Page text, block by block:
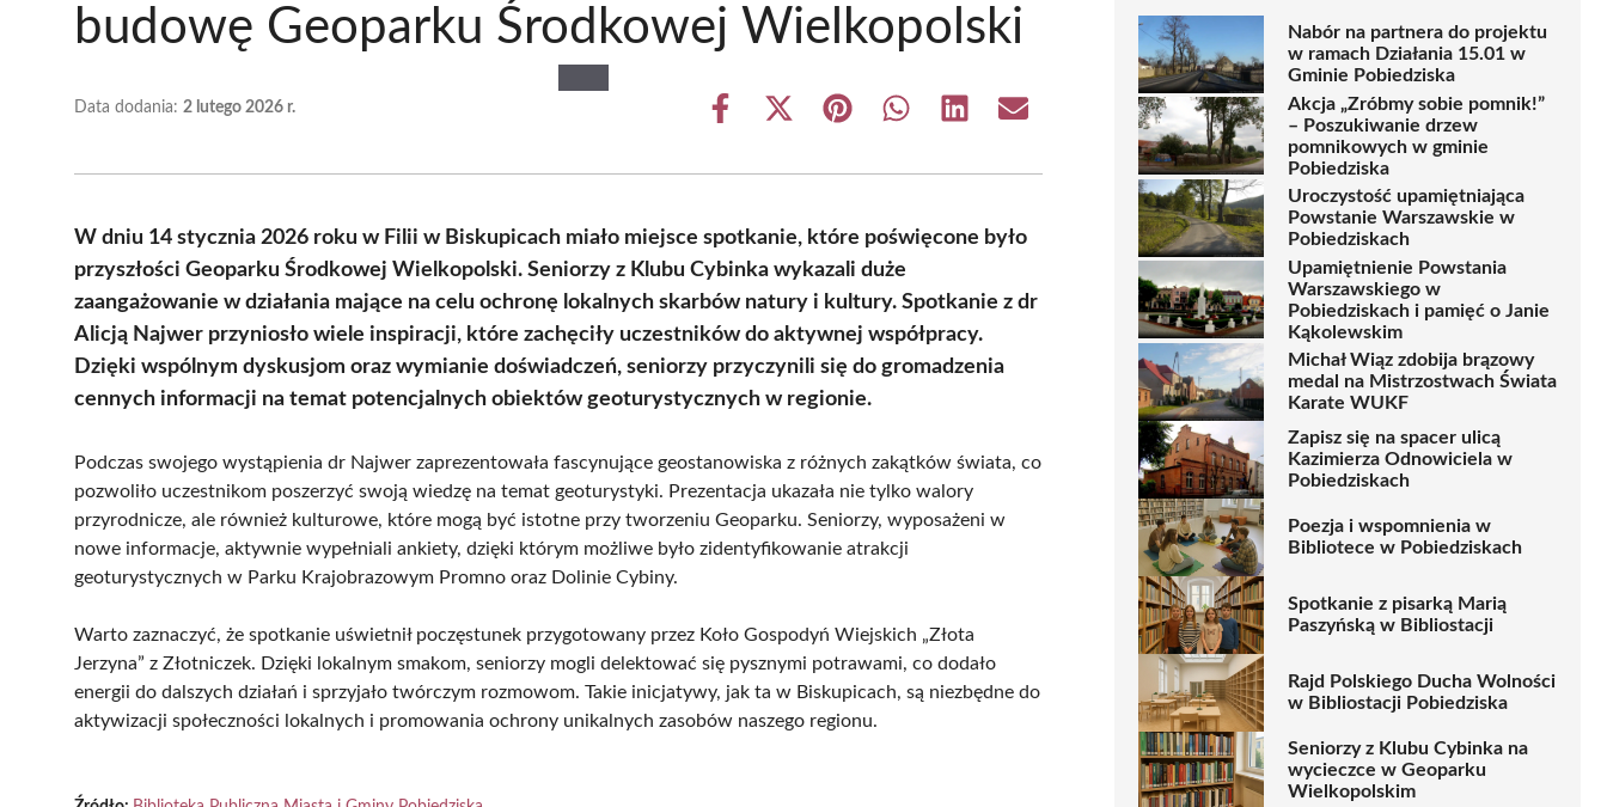
budowę Geoparku Środkowej Wielkopolski
Data dodania: 2 lutego 2026 r.
Share
Share
(Twitter)
Share Share Share Share
W dniu 14 stycznia 2026 roku w Filii w Biskupicach miało miejsce spotkanie, które poświęcone było
przyszłości Geoparku Środkowej Wielkopolski. Seniorzy z Klubu Cybinka wykazali duże
zaangażowanie w działania mające na celu ochronę lokalnych skarbów natury i kultury. Spotkanie z dr
Alicją Najwer przyniosło wiele inspiracji, które zachęciły uczestników do aktywnej współpracy.
Dzięki wspólnym dyskusjom oraz wymianie doświadczeń, seniorzy przyczynili się do gromadzenia
cennych informacji na temat potencjalnych obiektów geoturystycznych w regionie.
Podczas swojego wystąpienia dr Najwer zaprezentowała fascynujące geostanowiska z różnych zakątków świata, co
pozwoliło uczestnikom poszerzyć swoją wiedzę na temat geoturystyki. Prezentacja ukazała nie tylko walory
przyrodnicze, ale również kulturowe, które mogą być istotne przy tworzeniu Geoparku. Seniorzy, wyposażeni w
nowe informacje, aktywnie wypełniali ankiety, dzięki którym możliwe było zidentyfikowanie atrakcji
geoturystycznych w Parku Krajobrazowym Promno oraz Dolinie Cybiny.
Warto zaznaczyć, że spotkanie uświetnił poczęstunek przygotowany przez Koło Gospodyń Wiejskich „Złota
Jerzyna” z Złotniczek. Dzięki lokalnym smakom, seniorzy mogli delektować się pysznymi potrawami, co dodało
energii do dalszych działań i sprzyjało twórczym rozmowom. Takie inicjatywy, jak ta w Biskupicach, są niezbędne do
aktywizacji społeczności lokalnych i promowania ochrony unikalnych zasobów naszego regionu.
Nabór na partnera do projektu
w ramach Działania 15.01 w
Gminie Pobiedziska
Akcja „Zróbmy sobie pomnik!”
– Poszukiwanie drzew
pomnikowych w gminie
Pobiedziska
Uroczystość upamiętniająca
Powstanie Warszawskie w
Pobiedziskach
Upamiętnienie Powstania
Warszawskiego w
Pobiedziskach i pamięć o Janie
Kąkolewskim
Michał Wiąz zdobija brązowy
medal na Mistrzostwach Świata
Karate WUKF
Zapisz się na spacer ulicą
Kazimierza Odnowiciela w
Pobiedziskach
Poezja i wspomnienia w
Bibliotece w Pobiedziskach
Spotkanie z pisarką Marią
Paszyńską w Bibliostacji
Rajd Polskiego Ducha Wolności
w Bibliostacji Pobiedziska
Seniorzy z Klubu Cybinka na
wycieczce w Geoparku
Wielkopolskim